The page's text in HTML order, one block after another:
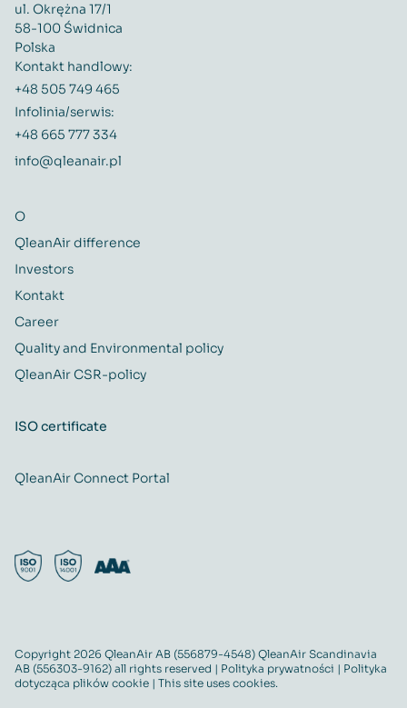
ul. Okrężna 17/1
58-100 Świdnica
Polska
Kontakt handlowy:
+48 505 749 465
Infolinia/serwis:
+48 665 777 334
info@qleanair.pl
O
QleanAir difference
Investors
Kontakt
Career
Quality and Environmental policy
QleanAir CSR-policy
ISO certificate
QleanAir Connect Portal
Copyright 2026 QleanAir AB (556879-4548) QleanAir Scandinavia
AB (556303-9162) all rights reserved | Polityka prywatności | Polityka
dotycząca plików cookie | This site uses cookies.